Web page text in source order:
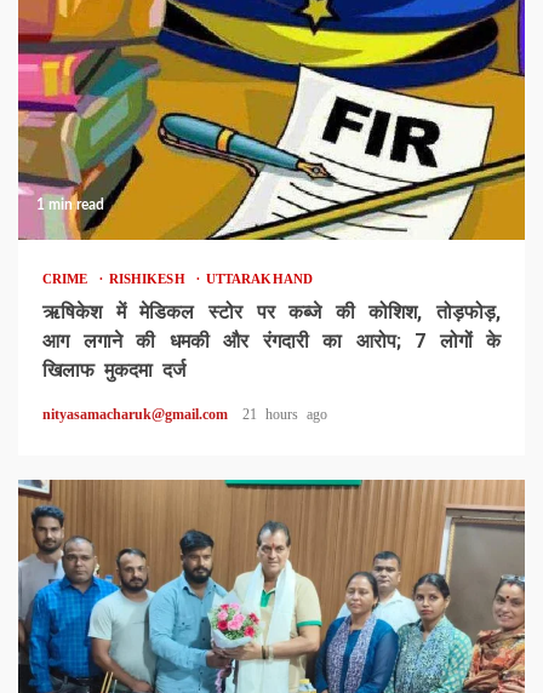
1 min read
CRIME RISHIKESH UTTARAKHAND
ऋषिकेश में मेडिकल स्टोर पर कब्जे की कोशिश, तोड़फोड़,
आग लगाने की धमकी और रंगदारी का आरोप; 7 लोगों के
खिलाफ मुकदमा दर्ज
nityasamacharuk@gmail.com 21 hours ago